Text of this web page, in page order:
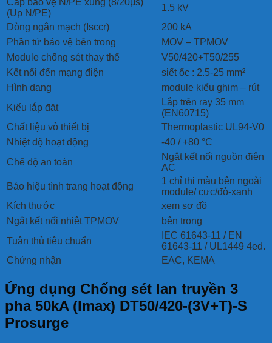
(Up N/PE)
1.5 kV
Dòng ngắn mạch (Isccr)
200 kA
Phần tử bảo vệ bên trong
MOV – TPMOV
Module chống sét thay thế
V50/420+T50/255
Kết nối đến mạng điện
siết ốc : 2.5-25 mm²
Hình dạng
module kiểu ghim – rút
Kiểu lắp đặt
Lắp trên ray 35 mm
(EN60715)
Chất liệu vỏ thiết bị
Thermoplastic UL94-V0
Nhiệt độ hoạt động
-40 / +80 °C
Chế độ an toàn
Ngắt kết nối nguồn điện
AC
Báo hiệu tình trang hoạt động
1 chỉ thị màu bên ngoài
module/ cực/đỏ-xanh
Kích thước
xem sơ đồ
Ngắt kết nối nhiệt TPMOV
bên trong
Tuân thủ tiêu chuẩn
IEC 61643-11 / EN
61643-11 / UL1449 4ed.
Chứng nhận
EAC, KEMA
Ứng dụng Chống sét lan truyền 3
pha 50kA (Imax) DT50/420-(3V+T)-S
Prosurge